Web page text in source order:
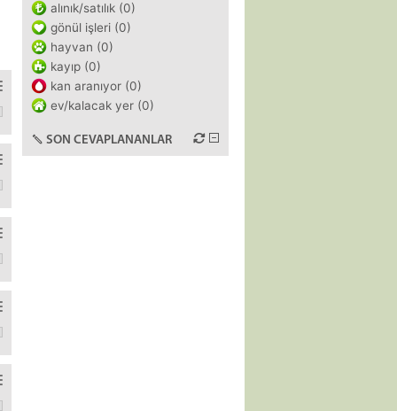
300 bin tl kadar altın mı bozmalıyım sizce?
Geçen hafta birimizi işten çıkardılar ve kalanlarla devam
o akşam hatta iştahla mama yedi ve iki saat sonra
alınık/satılık (0)
gönül işleri (0)
hayvan (0)
kayıp (0)
kan aranıyor (0)
ev/kalacak yer (0)
SON CEVAPLANANLAR